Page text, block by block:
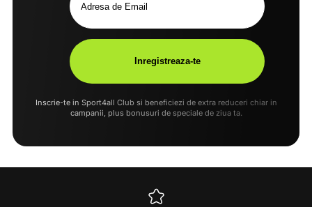
Inscrie-te in Sport4all Club si beneficiezi de extra reduceri chiar in
campanii, plus bonusuri de speciale de ziua ta.